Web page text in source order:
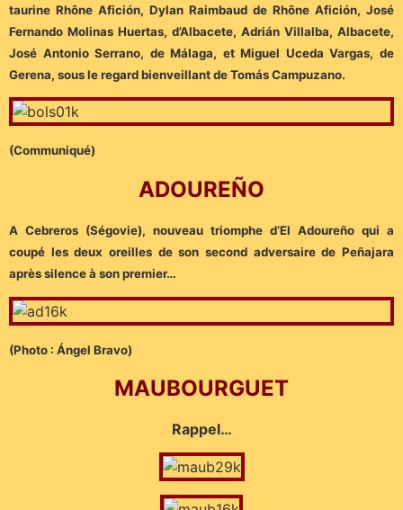
taurine Rhône Afición, Dylan Raimbaud de Rhône Afición, José
Fernando Molinas Huertas, d’Albacete, Adrián Villalba, Albacete,
José Antonio Serrano, de Málaga, et Miguel Uceda Vargas, de
Gerena, sous le regard bienveillant de Tomás Campuzano.
(Communiqué)
ADOUREÑO
A Cebreros (Ségovie), nouveau triomphe d’El Adoureño qui a
coupé les deux oreilles de son second adversaire de Peñajara
après silence à son premier…
(Photo : Ángel Bravo)
MAUBOURGUET
Rappel…